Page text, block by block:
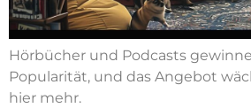
Hörbücher und Podcasts
Popularität, und das Angebot
hier mehr.